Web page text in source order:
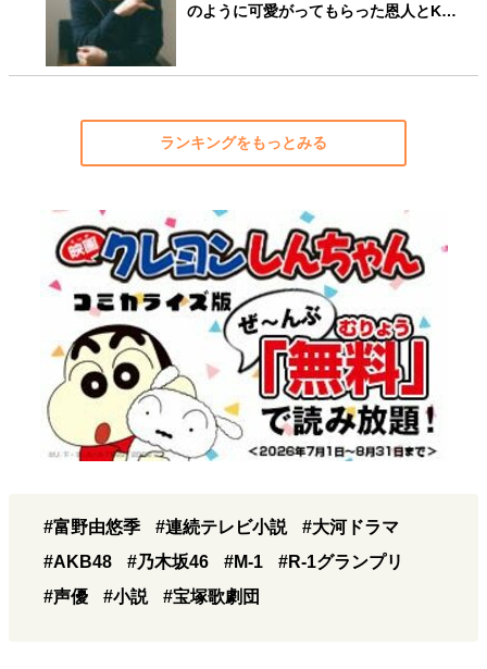
のように可愛がってもらった恩人とK…
ランキングをもっとみる
#富野由悠季 #連続テレビ小説
#大河ドラマ
#AKB48
#乃木坂46 #M-1
#R-1グランプリ
#声優
#小説 #宝塚歌劇団